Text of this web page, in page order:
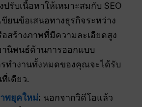
รับเนื้อหาให้เหมาะสมกับ SEO
ขียนข้อเสนอทางธุรกิจระหว่าง
อสร้างภาพที่มีความละเอียดสูง
านิพนธ์ด้านการออกแบบ
ทำงานทั้งหมดของคุณจะได้รับ
เดียว.
พยุคใหม่: นอกจากวิดีโอแล้ว